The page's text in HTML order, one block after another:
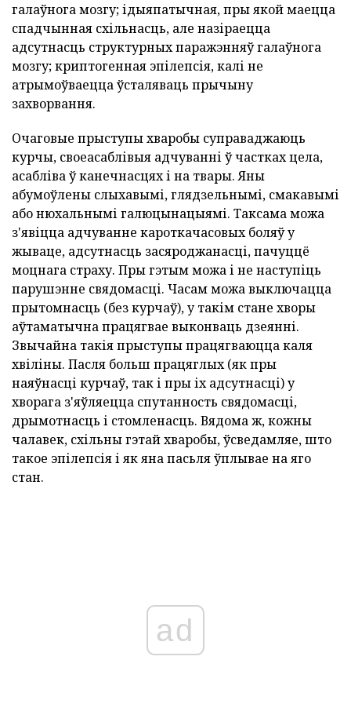
галаўнога мозгу; ідыяпатычная, пры якой маецца
спадчынная схільнасць, але назіраецца
адсутнасць структурных паражэнняў галаўнога
мозгу; криптогенная эпілепсія, калі не
атрымоўваецца ўсталяваць прычыну
захворвання.
Очаговые прыступы хваробы суправаджаюць
курчы, своеасаблівыя адчуванні ў частках цела,
асабліва ў канечнасцях і на твары. Яны
абумоўлены слыхавымі, глядзельнымі, смакавымі
або нюхальнымі галюцынацыямі. Таксама можа
з'явіцца адчуванне кароткачасовых боляў у
жываце, адсутнасць засяроджанасці, пачуццё
моцнага страху. Пры гэтым можа і не наступіць
парушэнне свядомасці. Часам можа выключацца
прытомнасць (без курчаў), у такім стане хворы
аўтаматычна працягвае выконваць дзеянні.
Звычайна такія прыступы працягваюцца каля
хвіліны. Пасля больш працяглых (як пры
наяўнасці курчаў, так і пры іх адсутнасці) у
хворага з'яўляецца спутанность свядомасці,
дрымотнасць і стомленасць. Вядома ж, кожны
чалавек, схільны гэтай хваробы, ўсведамляе, што
такое эпілепсія і як яна пасьля ўплывае на яго
стан.
ad